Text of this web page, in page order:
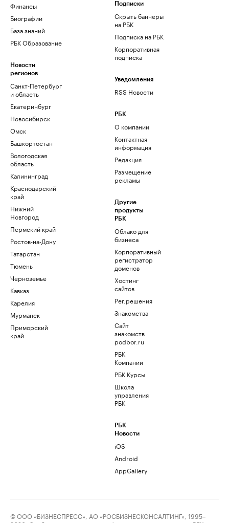
Финансы
Биографии
База знаний
РБК Образование
Новости
регионов
Санкт-Петербург
и область
Екатеринбург
Новосибирск
Омск
Башкортостан
Вологодская
область
Калининград
Краснодарский
край
Нижний
Новгород
Пермский край
Ростов-на-Дону
Татарстан
Тюмень
Черноземье
Кавказ
Карелия
Мурманск
Приморский
край
Подписки
Скрыть баннеры
на РБК
Подписка на РБК
Корпоративная
подписка
Уведомления
RSS Новости
РБК
О компании
Контактная
информация
Редакция
Размещение
рекламы
Другие
продукты
РБК
Облако для
бизнеса
Корпоративный
регистратор
доменов
Хостинг
сайтов
Рег.решения
Знакомства
Сайт
знакомств
podbor.ru
РБК
Компании
РБК Курсы
Школа
управления
РБК
РБК
Новости
iOS
Android
AppGallery
© ООО «БИЗНЕСПРЕСС», АО «РОСБИЗНЕСКОНСАЛТИНГ», 1995–